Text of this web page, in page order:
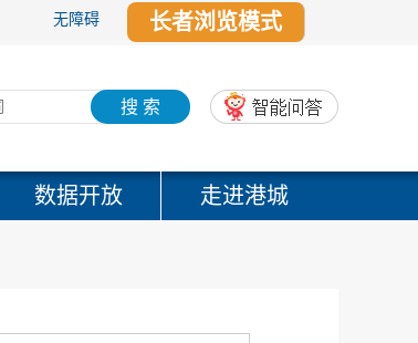
无障碍 长者浏览模式
搜 索
数据开放 走进港城